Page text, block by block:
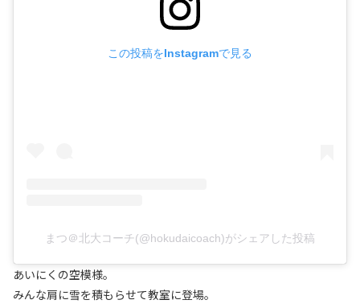
この投稿をInstagramで見る
まつ＠北大コーチ(@hokudaicoach)がシェアした投稿
あいにくの空模様。
みんな肩に雪を積もらせて教室に登場。